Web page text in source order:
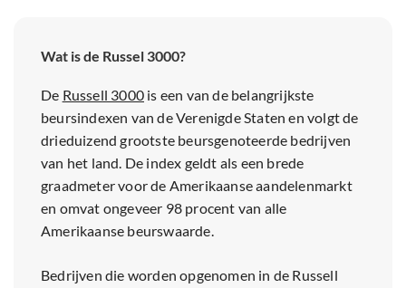
Wat is de Russel 3000?
De Russell 3000 is een van de belangrijkste
beursindexen van de Verenigde Staten en volgt de
drieduizend grootste beursgenoteerde bedrijven
van het land. De index geldt als een brede
graadmeter voor de Amerikaanse aandelenmarkt
en omvat ongeveer 98 procent van alle
Amerikaanse beurswaarde.
Bedrijven die worden opgenomen in de Russell